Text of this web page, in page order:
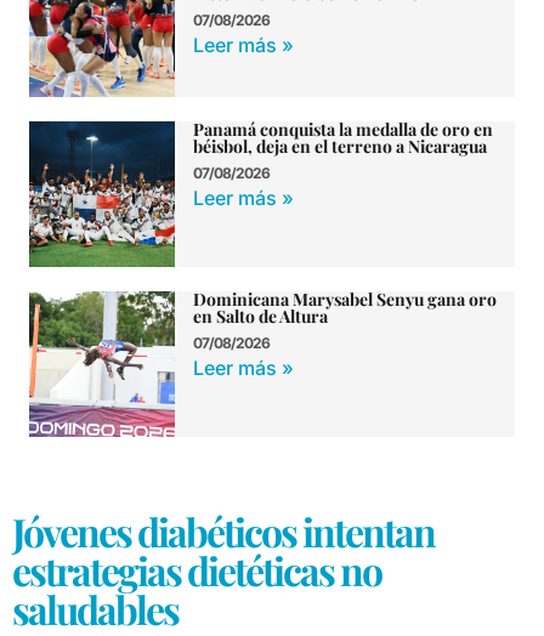
07/08/2026
Leer más »
Panamá conquista la medalla de oro en
béisbol, deja en el terreno a Nicaragua
07/08/2026
Leer más »
Dominicana Marysabel Senyu gana oro
en Salto de Altura
07/08/2026
Leer más »
Jóvenes diabéticos intentan
estrategias dietéticas no
saludables